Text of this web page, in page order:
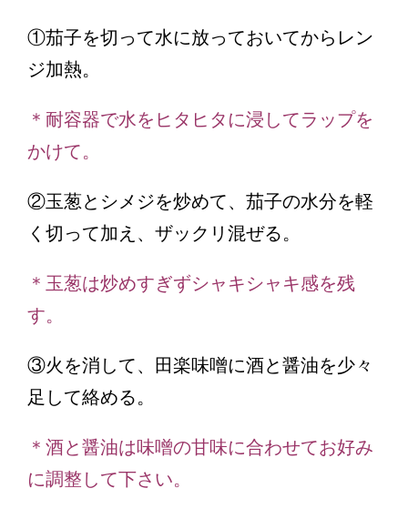
①茄子を切って水に放っておいてからレン
ジ加熱。
＊耐容器で水をヒタヒタに浸してラップを
かけて。
②玉葱とシメジを炒めて、茄子の水分を軽
く切って加え、ザックリ混ぜる。
＊玉葱は炒めすぎずシャキシャキ感を残
す。
③火を消して、田楽味噌に酒と醤油を少々
足して絡める。
＊酒と醤油は味噌の甘味に合わせてお好み
に調整して下さい。